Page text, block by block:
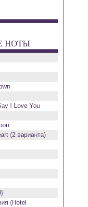
НОТЫ
I Love You
(2 варианта)
(Hotel